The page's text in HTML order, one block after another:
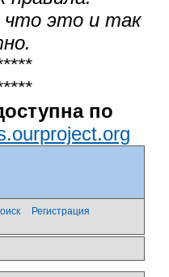
что это и так
по
Регистрация